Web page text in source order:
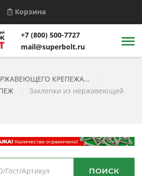
Корзина
+7 (800) 500-7727
mail@superbolt.ru
КРЕПЕЖА...
Заклепки из нержавеющей
ПОИСК